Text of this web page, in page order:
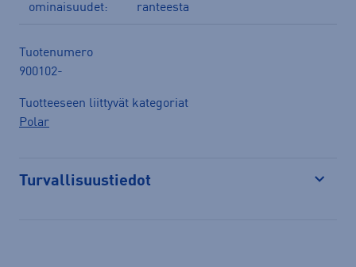
ominaisuudet:
ranteesta
Tuotenumero
900102-
Tuotteeseen liittyvät kategoriat
Polar
Turvallisuustiedot